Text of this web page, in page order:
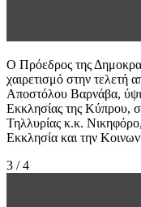
Ο Πρόεδρος της
χαιρετισμό στην
Αποστόλου Βαρνάβα,
Εκκλησίας της Κύπρου,
Τηλλυρίας κ.κ.
Εκκλησία και την
3 / 4